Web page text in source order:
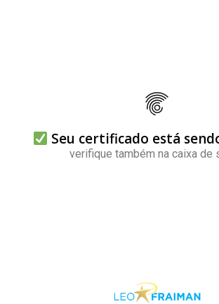
Seu certificado está
verifique também na caixa de